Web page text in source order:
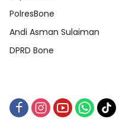
PolresBone
Andi Asman Sulaiman
DPRD Bone